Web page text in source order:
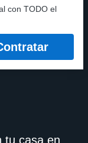
con TODO el
tu casa en